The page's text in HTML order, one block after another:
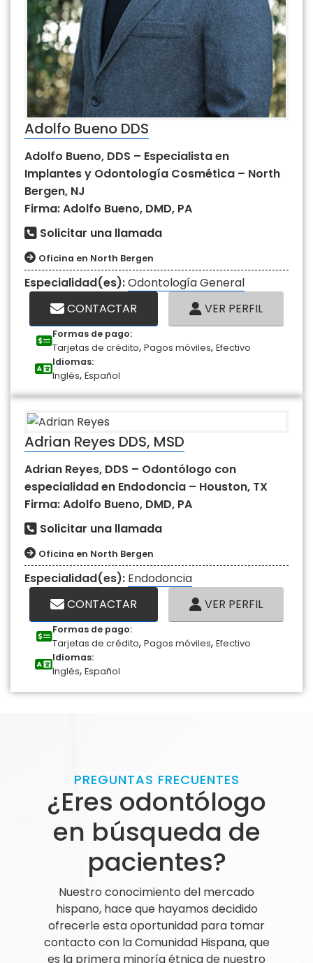
Adolfo Bueno DDS
Adolfo Bueno, DDS – Especialista en
Implantes y Odontología Cosmética – North
Bergen, NJ
Firma: Adolfo Bueno, DMD, PA
Solicitar una llamada
Oficina en North Bergen
Especialidad(es):Odontología General
CONTACTAR
VER PERFIL
Formas de pago:
Tarjetas de crédito, Pagos móviles, Efectivo
Idiomas:
Inglés, Español
Adrian Reyes DDS, MSD
Adrian Reyes, DDS – Odontólogo con
especialidad en Endodoncia – Houston, TX
Firma: Adolfo Bueno, DMD, PA
Solicitar una llamada
Oficina en North Bergen
Especialidad(es): Endodoncia
CONTACTAR
VER PERFIL
Formas de pago:
Tarjetas de crédito, Pagos móviles, Efectivo
Idiomas:
Inglés, Español
PREGUNTAS FRECUENTES
¿Eres odontólogo
en búsqueda de
pacientes?
Nuestro conocimiento del mercado
hispano, hace que hayamos decidido
ofrecerle esta oportunidad para tomar
contacto con la Comunidad Hispana, que
es la primera minoría étnica de nuestro